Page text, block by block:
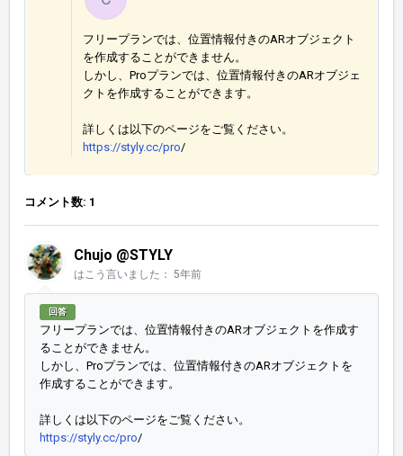
フリープランでは、位置情報付きのARオブジェクト
を作成することができません。
しかし、Proプランでは、位置情報付きのARオブジェ
クトを作成することができます。
詳しくは以下のページをご覧ください。
https://styly.cc/pro/
コメント数: 1
Chujo @STYLY
はこう言いました： 5年前
回答
フリープランでは、位置情報付きのARオブジェクトを作成す
ることができません。
しかし、Proプランでは、位置情報付きのARオブジェクトを
作成することができます。
詳しくは以下のページをご覧ください。
https://styly.cc/pro/